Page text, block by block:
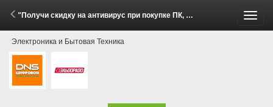
"Получи скидку на антивирус при покупке ПК, ноутбука или услуги сборки ПК!" (7 Апреля - 30 Сентября 2026)
Электроника и Бытовая Техника